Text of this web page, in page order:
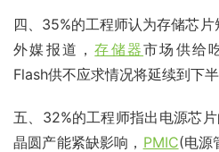
四、35%的工程师认为存储芯
外媒报道，存储器市场供给
Flash供不应求情况将延续到下半
五、32%的工程师指出电源芯
晶圆产能紧缺影响， PMIC(电源